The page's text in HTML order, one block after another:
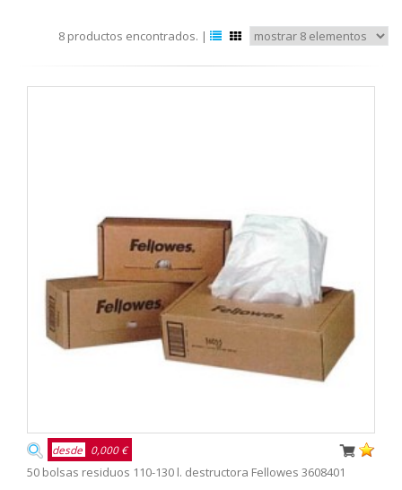
8 productos encontrados. |
desde 0,000 €
50 bolsas residuos 110-130 l. destructora Fellowes 3608401